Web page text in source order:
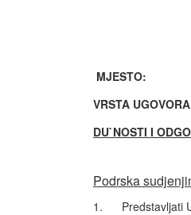
MJESTO:
VRSTA
DU`NOSTI I
Podrska
1.
Predstavljati